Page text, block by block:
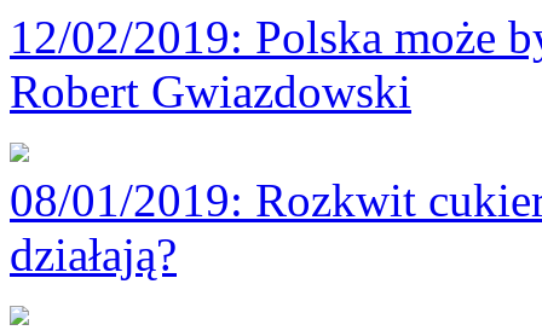
12/02/2019: Polska może
Robert Gwiazdowski
08/01/2019: Rozkwit
działają?